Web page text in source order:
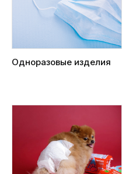
Одноразовые изделия